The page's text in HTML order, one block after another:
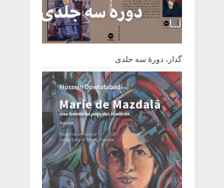
گدار، دورۀ سه جلدی